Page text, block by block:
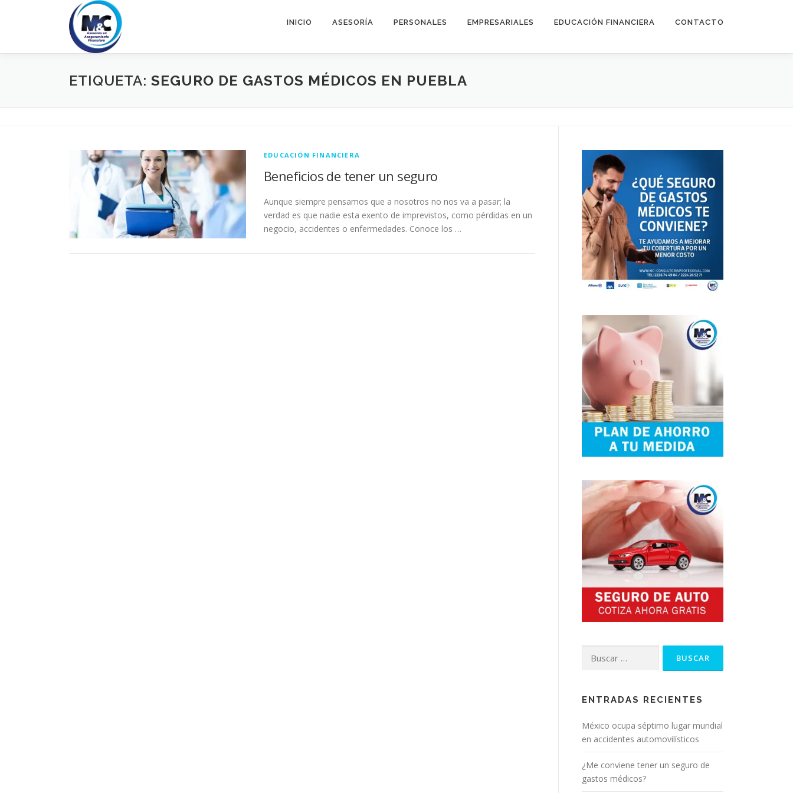
INICIO ASESORÍA PERSONALES EMPRESARIALES EDUCACIÓN FINANCIERA CONTACTO
ETIQUETA: SEGURO DE GASTOS MÉDICOS EN PUEBLA
EDUCACIÓN FINANCIERA
Beneficios de tener un seguro
Aunque siempre pensamos que a nosotros no nos va a pasar; la
verdad es que nadie esta exento de imprevistos, como pérdidas en un
negocio, accidentes o enfermedades. Conoce los …
ENTRADAS RECIENTES
México ocupa séptimo lugar mundial
en accidentes automovilísticos
¿Me conviene tener un seguro de
gastos médicos?